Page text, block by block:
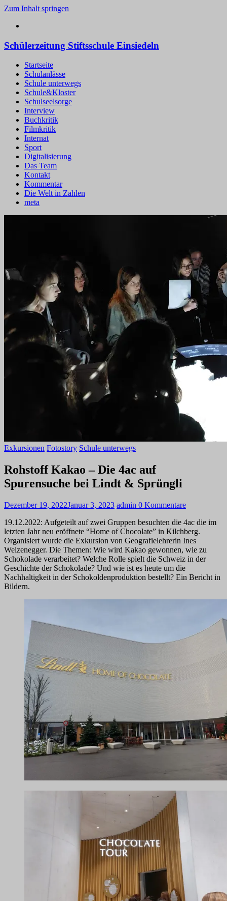
Zum Inhalt springen
Schülerzeitung Stiftsschule Einsiedeln
Startseite
Schulanlässe
Schule unterwegs
Schule&Kloster
Schulseelsorge
Interview
Buchkritik
Filmkritik
Internat
Sport
Digitalisierung
Das Team
Kontakt
Kommentar
Die Welt in Zahlen
meta
Exkursionen Fotostory Schule unterwegs
Rohstoff Kakao – Die 4ac auf
Spurensuche bei Lindt & Sprüngli
Dezember 19, 2022Januar 3, 2023 admin 0 Kommentare
19.12.2022: Aufgeteilt auf zwei Gruppen besuchten die 4ac die im
letzten Jahr neu eröffnete “Home of Chocolate” in Kilchberg.
Organisiert wurde die Exkursion von Geografielehrerin Ines
Weizenegger. Die Themen: Wie wird Kakao gewonnen, wie zu
Schokolade verarbeitet? Welche Rolle spielt die Schweiz in der
Geschichte der Schokolade? Und wie ist es heute um die
Nachhaltigkeit in der Schokoldenproduktion bestellt? Ein Bericht in
Bildern.